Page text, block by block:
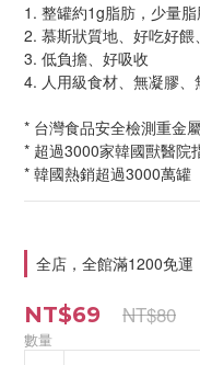
1. 整罐約1g脂肪，少量
2. 慕斯狀質地、好吃好餵
3. 低負擔、好吸收
4. 人用級食材、無凝膠
* 台灣食品安全檢測重金
* 超過3000家韓國獸醫院
* 韓國熱銷超過3000萬罐
全店，全館滿1200免運
NT$69 NT$80
數量